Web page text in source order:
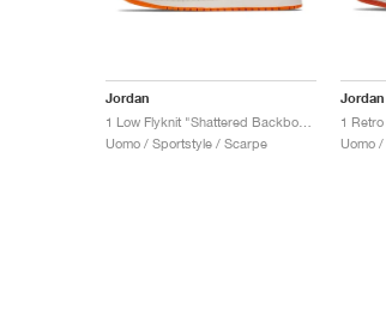
Jordan
Uomo / Sportstyle / Scarpe
Jordan
Uomo